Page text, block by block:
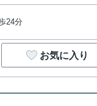
24分
お気に入り